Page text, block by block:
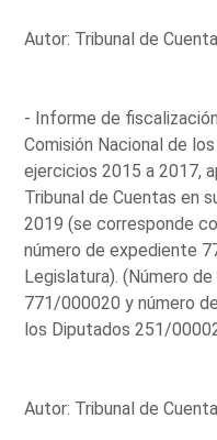
Autor: Tribunal de
- Informe de
Comisión Nacional de
ejercicios 2015 a 2017,
Tribunal de Cuentas en
2019 (se corresponde
número de expediente
Legislatura). (Número
771/000020 y número
los Diputados 251/
Autor: Tribunal de